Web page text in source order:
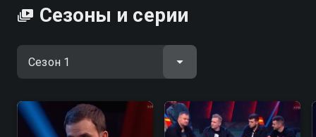
Сезоны и серии